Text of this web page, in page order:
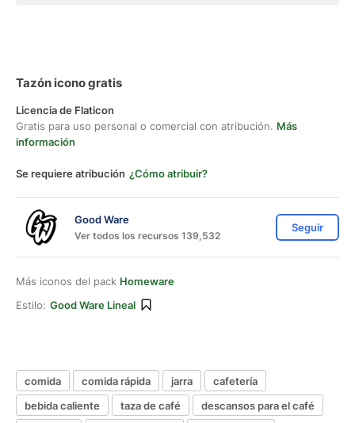
Tazón icono gratis
Licencia de Flaticon
Gratis para uso personal o comercial con atribución. Más
información
Se requiere atribución ¿Cómo atribuir?
Good Ware
Ver todos los recursos 139,532
Seguir
Más iconos del pack Homeware
Estilo: Good Ware Lineal
comida comida rápida jarra
cafetería
bebida caliente
taza de café
descansos para el café